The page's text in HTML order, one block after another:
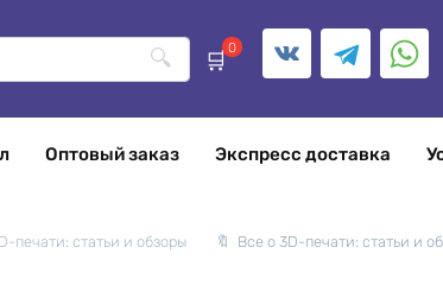
0
Оптовый заказ Экспресс доставка
печати: статьи и обзоры Все о 3D-печати: статьи и